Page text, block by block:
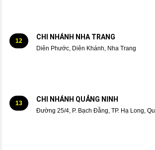
12 CHI NHÁNH NHA TRANG
Diên Phước, Diên Khánh, Nha Trang
13 CHI NHÁNH QUẢNG NINH
Đường 25/4, P. Bạch Đằng, TP. Hạ Long,